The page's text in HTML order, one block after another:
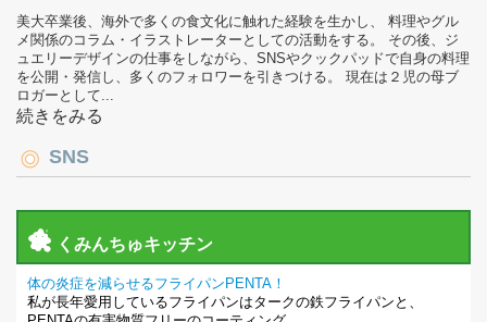
美大卒業後、海外で多くの食文化に触れた経験を生かし、 料理やグル
メ関係のコラム・イラストレーターとしての活動をする。 その後、ジ
ュエリーデザインの仕事をしながら、SNSやクックパッドで自身の料理
を公開・発信し、多くのフォロワーを引きつける。 現在は２児の母ブ
ロガーとして...
続きをみる
SNS
くみんちゅキッチン
体の炎症を減らせるフライパンPENTA！
私が長年愛用しているフライパンはタークの鉄フライパンと、